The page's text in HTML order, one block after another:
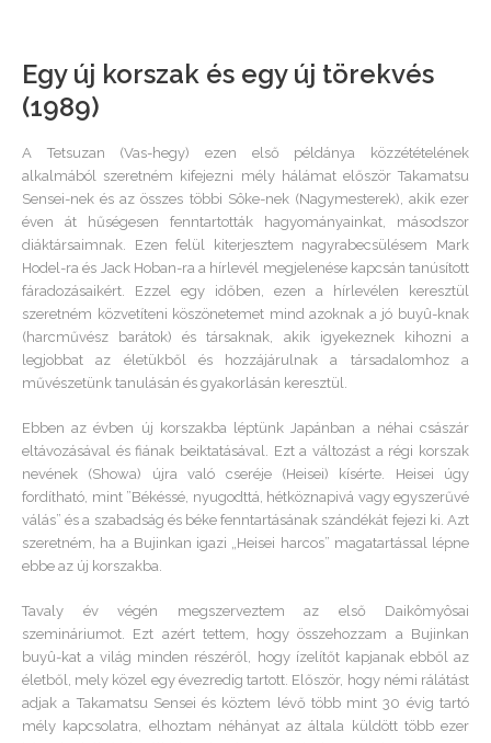
Egy új korszak és egy új törekvés
(1989)
A Tetsuzan (Vas-hegy) ezen első példánya közzétételének
alkalmából szeretném kifejezni mély hálámat először Takamatsu
Sensei-nek és az összes többi Sôke-nek (Nagymesterek), akik ezer
éven át hűségesen fenntartották hagyományainkat, másodszor
diáktársaimnak. Ezen felül kiterjesztem nagyrabecsülésem Mark
Hodel-ra és Jack Hoban-ra a hírlevél megjelenése kapcsán tanúsított
fáradozásaikért. Ezzel egy időben, ezen a hírlevélen keresztül
szeretném közvetíteni köszönetemet mind azoknak a jó buyû-knak
(harcművész barátok) és társaknak, akik igyekeznek kihozni a
legjobbat az életükből és hozzájárulnak a társadalomhoz a
művészetünk tanulásán és gyakorlásán keresztül.
Ebben az évben új korszakba léptünk Japánban a néhai császár
eltávozásával és fiának beiktatásával. Ezt a változást a régi korszak
nevének (Showa) újra való cseréje (Heisei) kísérte. Heisei úgy
fordítható, mint ”Békéssé, nyugodttá, hétköznapivá vagy egyszerűvé
válás” és a szabadság és béke fenntartásának szándékát fejezi ki. Azt
szeretném, ha a Bujinkan igazi „Heisei harcos” magatartással lépne
ebbe az új korszakba.
Tavaly év végén megszerveztem az első Daikômyôsai
szemináriumot. Ezt azért tettem, hogy összehozzam a Bujinkan
buyû-kat a világ minden részéről, hogy ízelítőt kapjanak ebből az
életből, mely közel egy évezredig tartott. Először, hogy némi rálátást
adjak a Takamatsu Sensei és köztem lévő több mint 30 évig tartó
mély kapcsolatra, elhoztam néhányat az általa küldött több ezer